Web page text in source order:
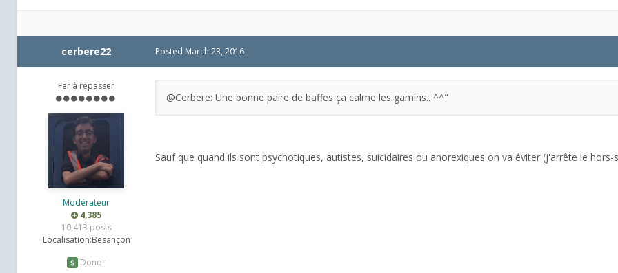
cerbere22
Fer à repasser
Modérateur
4,385
10,413 posts
Localisation:Besançon
Donor
Posted March 23, 2016
@Cerbere: Une bonne paire de baffes ça calme les gamins.. ^^"
Sauf que quand ils sont psychotiques, autistes, suicidaires ou anorexiques on va éviter (j'arrête le hors-